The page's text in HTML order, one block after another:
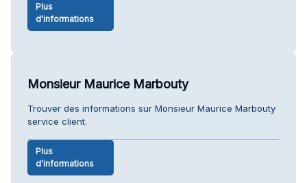
Plus
d'informations
Monsieur Maurice Marbouty
Trouver des informations sur Monsieur Maurice Marbouty
service client.
Plus
d'informations